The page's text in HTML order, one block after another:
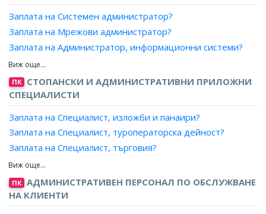
Заплата на Системен администратор?
Заплата на Мрежови администратор?
Заплата на Администратор, информационни системи?
Заплата на Приложен администратор?
Заплата на Администратор, компютърни системи?
Заплата на Консултант, администриране на системи?
Заплата на Мениджър, администриране на системи?
Заплата на Експерт, администриране на системи?
Заплата на Специалист, компютърни мрежи и системи?
ПК СТОПАНСКИ И АДМИНИСТРАТИВНИ ПРИЛОЖНИ
СПЕЦИАЛИСТИ
Заплата на Специалист, изложби и панаири?
Заплата на Специалист, туроператорска дейност?
Заплата на Специалист, търговия?
Заплата на Специалист, продажби?
Заплата на Специалист, маркетинг и реклама?
Заплата на Рекламен агент?
Заплата на Аукционер, провеждане на търгове?
ПК АДМИНИСТРАТИВЕН ПЕРСОНАЛ ПО ОБСЛУЖВАНЕ
НА КЛИЕНТИ